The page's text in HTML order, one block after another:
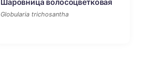
Шаровница волосоцветковая
Globularia trichosantha